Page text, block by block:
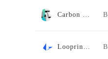
Carbon DeFi
Loopring AMM